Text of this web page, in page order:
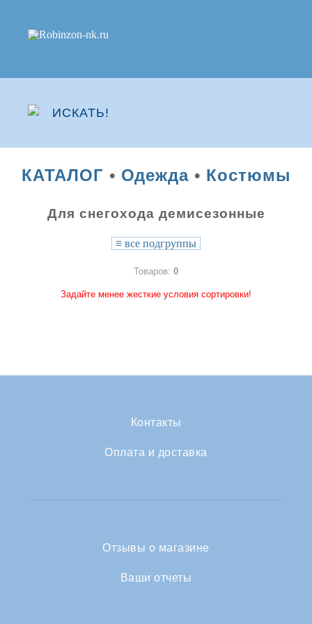
КАТАЛОГ • Одежда• Костюмы
Для снегохода демисезонные
≡ все подгруппы
Товаров: 0
Задайте менее жесткие условия сортировки!
Контакты
Оплата и доставка
Отзывы о магазине
Ваши отчеты